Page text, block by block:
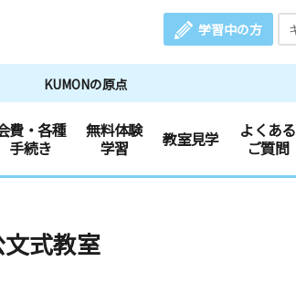
学習中の方
KUMONの原点
費・各種
手続き
無料体験
学習
教室見学
よくある
ご質問
式教室